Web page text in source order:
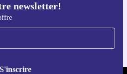
newsletter!
S'inscrire
l'application refurbed
Android